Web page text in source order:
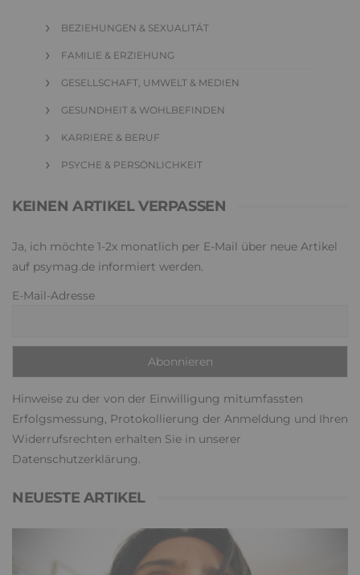
BEZIEHUNGEN & SEXUALITÄT
FAMILIE & ERZIEHUNG
GESELLSCHAFT, UMWELT & MEDIEN
GESUNDHEIT & WOHLBEFINDEN
KARRIERE & BERUF
PSYCHE & PERSÖNLICHKEIT
KEINEN ARTIKEL VERPASSEN
Ja, ich möchte 1-2x monatlich per E-Mail über neue Artikel
auf psymag.de informiert werden.
E-Mail-Adresse
Hinweise zu der von der Einwilligung mitumfassten
Erfolgsmessung, Protokollierung der Anmeldung und Ihren
Widerrufsrechten erhalten Sie in unserer
Datenschutzerklärung.
NEUESTE ARTIKEL